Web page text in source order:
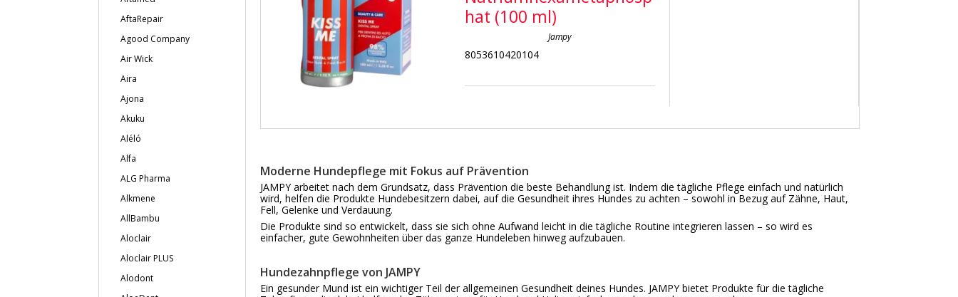
AftaRepair
Agood Company
Air Wick
Aira
Ajona
Akuku
Aléló
Alfa
ALG Pharma
Alkmene
AllBambu
Aloclair
Aloclair PLUS
Alodont
hat (100 ml)
Jampy
8053610420104
Moderne Hundepflege mit Fokus auf Prävention
JAMPY arbeitet nach dem Grundsatz, dass Prävention die beste Behandlung ist. Indem die tägliche Pflege einfach und natürlich
wird, helfen die Produkte Hundebesitzern dabei, auf die Gesundheit ihres Hundes zu achten – sowohl in Bezug auf Zähne, Haut,
Fell, Gelenke und Verdauung.
Die Produkte sind so entwickelt, dass sie sich ohne Aufwand leicht in die tägliche Routine integrieren lassen – so wird es
einfacher, gute Gewohnheiten über das ganze Hundeleben hinweg aufzubauen.
Hundezahnpflege von JAMPY
Ein gesunder Mund ist ein wichtiger Teil der allgemeinen Gesundheit deines Hundes. JAMPY bietet Produkte für die tägliche